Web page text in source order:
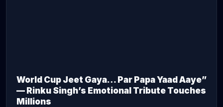
World Cup Jeet Gaya… Par Papa Yaad Aaye”
— Rinku Singh’s Emotional Tribute Touches
Millions